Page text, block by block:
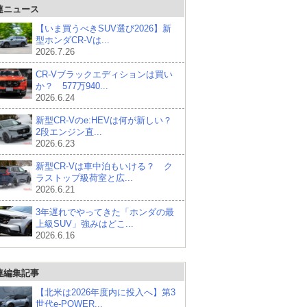
ニュース
【いま買うべきSUV選び2026】新
型ホンダCR-Vは...
2026.7.26
CR-Vブラックエディションは買い
か？ 577万940...
2026.6.24
新型CR-Vのe:HEVは何が新しい？
2段エンジン直...
2026.6.23
新型CR-Vは車中泊もいける？ ク
ラストップ級荷室と広...
2026.6.21
3年遅れでやってきた「ホンダの最
上級SUV」強みはどこ...
2026.6.16
編集記事
【北米は2026年度内に投入へ】第3
世代e-POWER...